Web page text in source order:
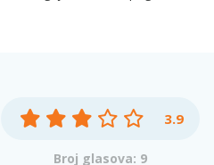
3.9
Broj glasova: 9